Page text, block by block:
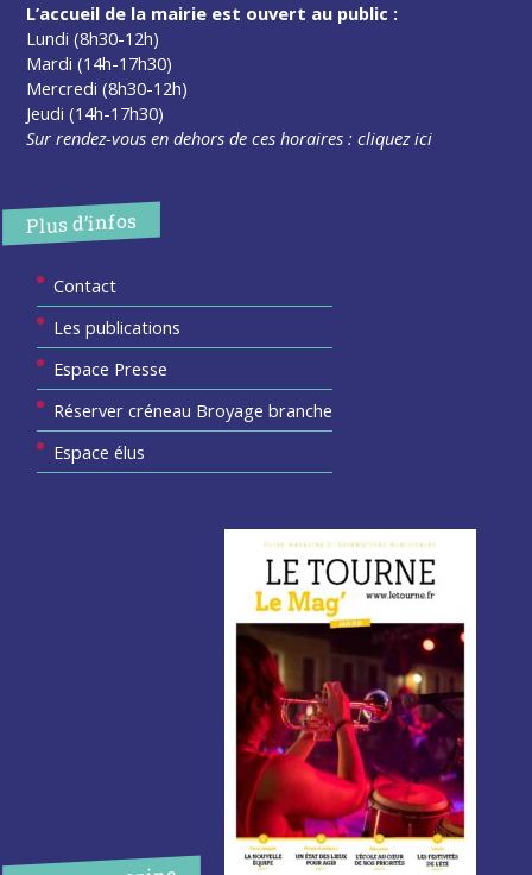
L’accueil de la mairie est ouvert au public :
Lundi (8h30-12h)
Mardi (14h-17h30)
Mercredi (8h30-12h)
Jeudi (14h-17h30)
Sur rendez-vous en dehors de ces horaires :cliquez ici
Plus d’infos
Contact
Les publications
Espace Presse
Réserver créneau Broyage branche
Espace élus